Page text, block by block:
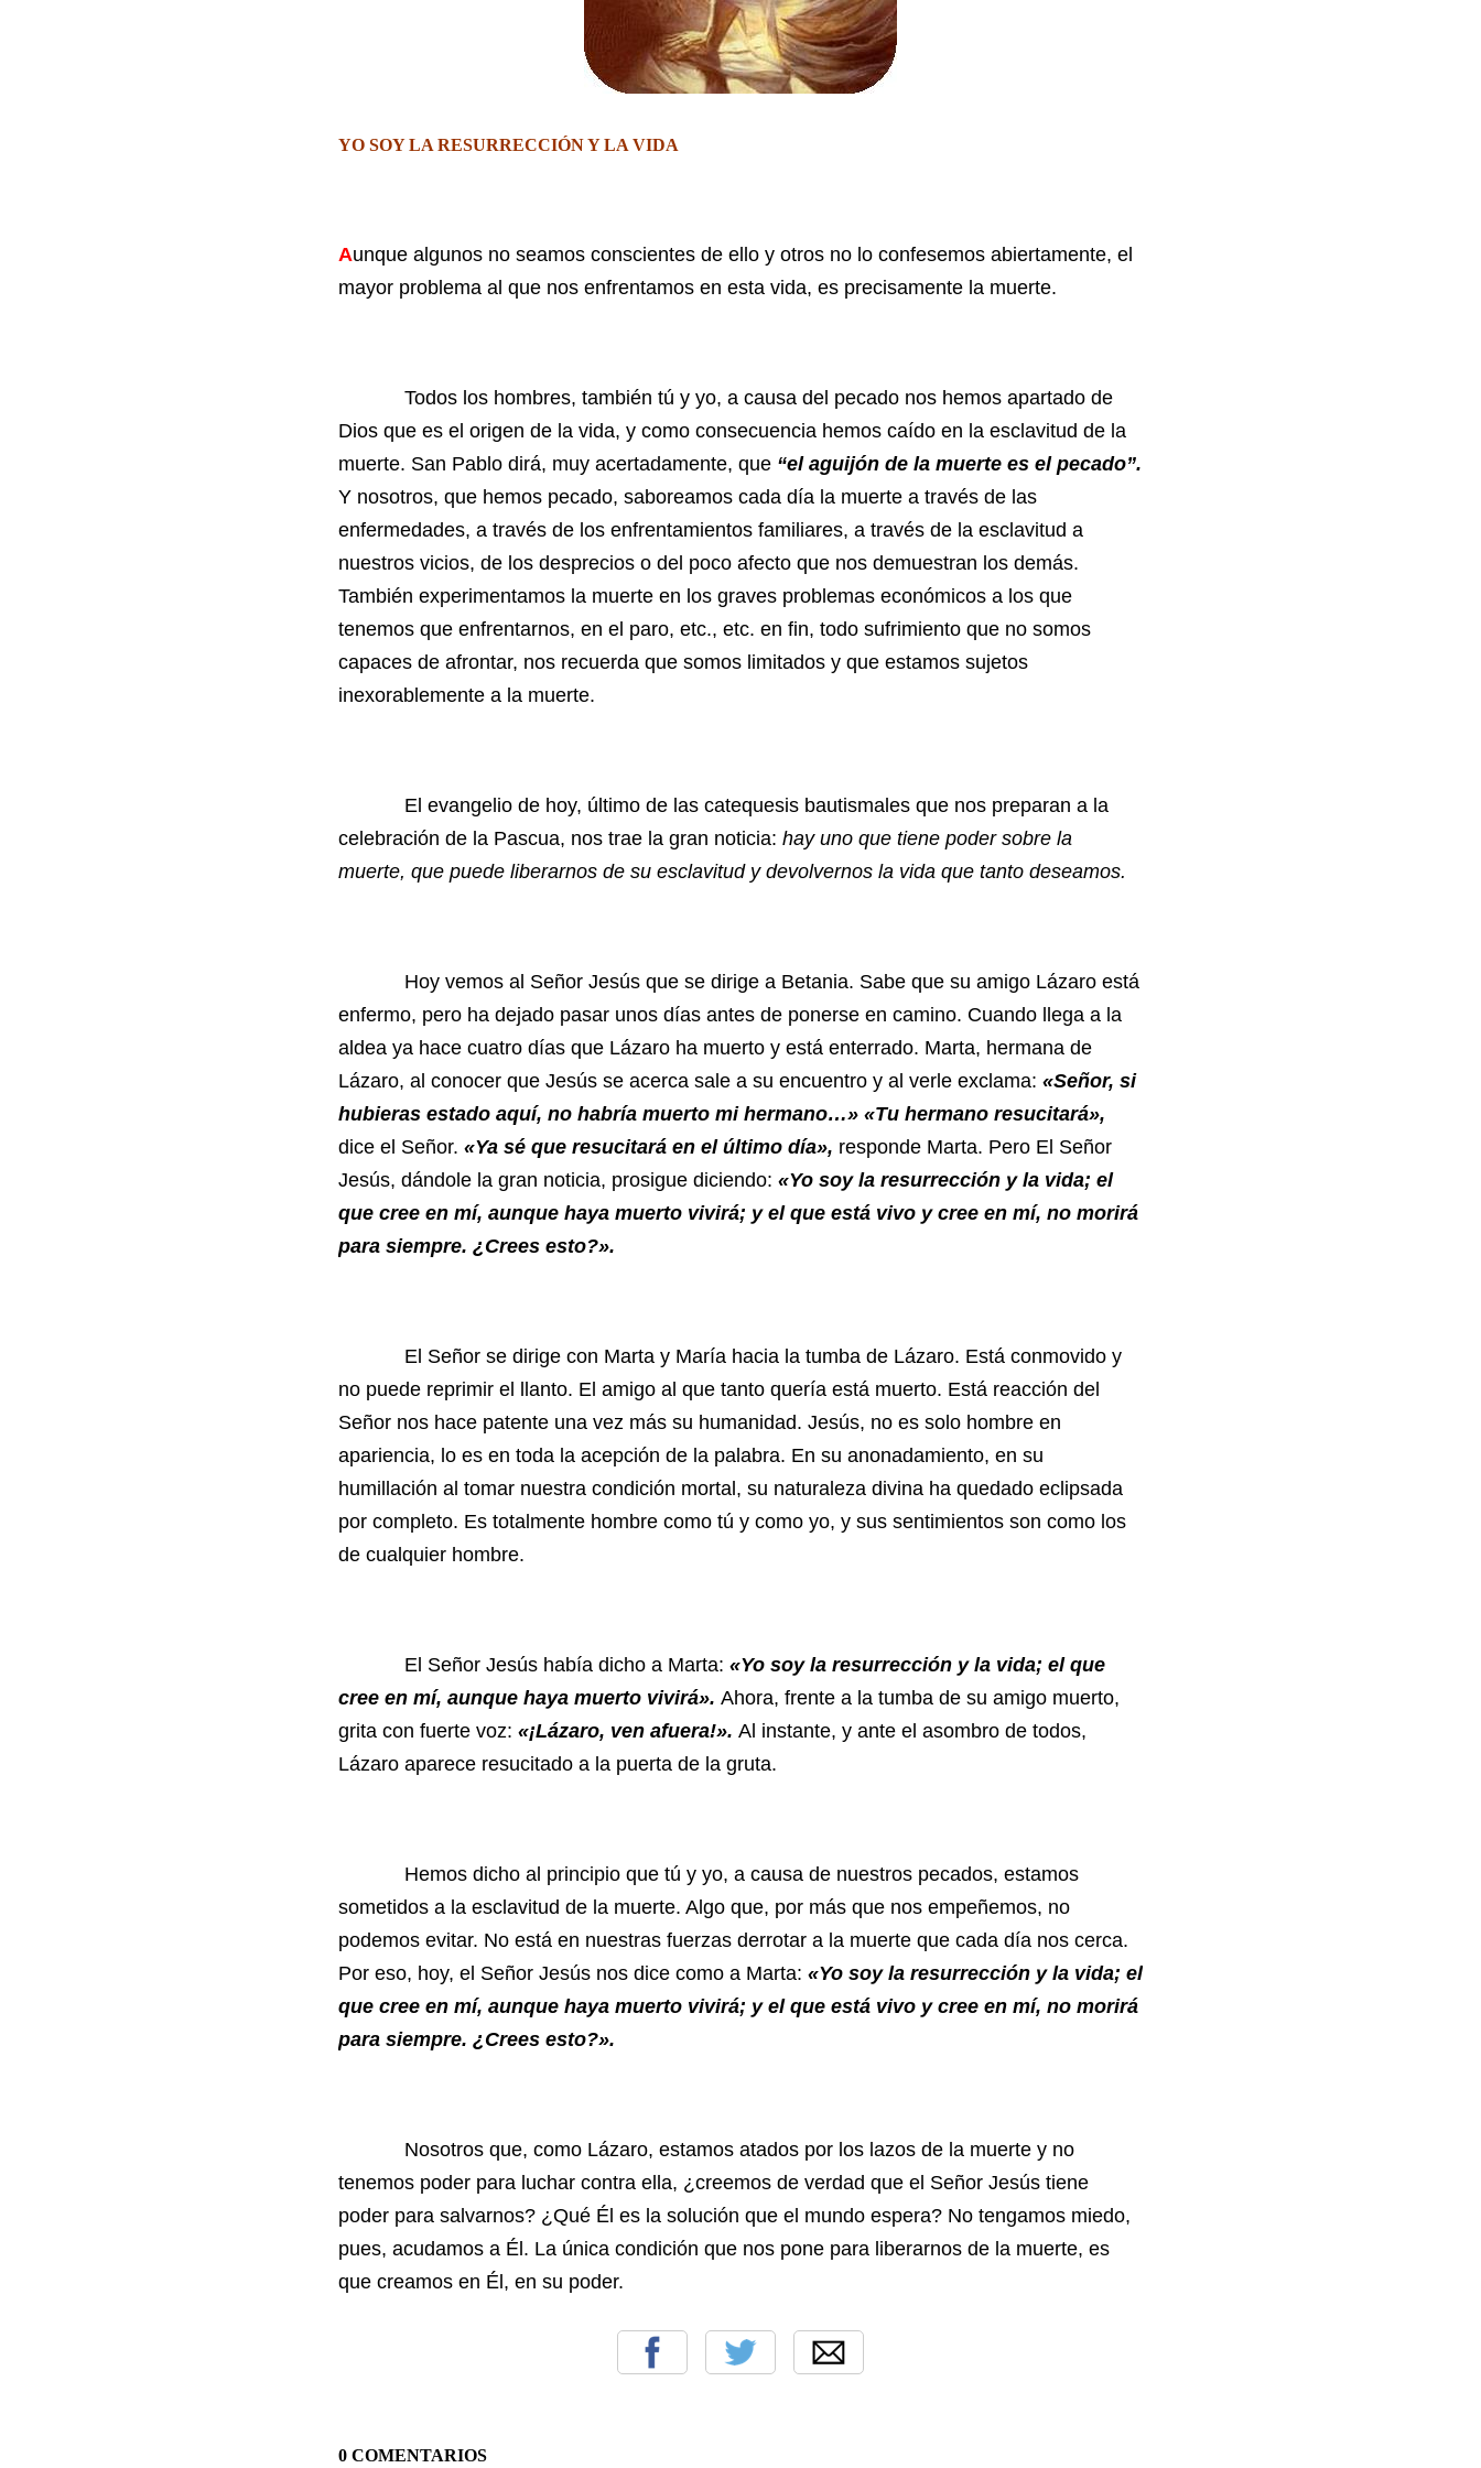
YO SOY LA RESURRECCIÓN Y LA VIDA
Aunque algunos no seamos conscientes de ello y otros no lo confesemos abiertamente, el
mayor problema al que nos enfrentamos en esta vida, es precisamente la muerte.
Todos los hombres, también tú y yo, a causa del pecado nos hemos apartado de
Dios que es el origen de la vida, y como consecuencia hemos caído en la esclavitud de la
muerte. San Pablo dirá, muy acertadamente, que “el aguijón de la muerte es el pecado”.
Y nosotros, que hemos pecado, saboreamos cada día la muerte a través de las
enfermedades, a través de los enfrentamientos familiares, a través de la esclavitud a
nuestros vicios, de los desprecios o del poco afecto que nos demuestran los demás.
También experimentamos la muerte en los graves problemas económicos a los que
tenemos que enfrentarnos, en el paro, etc., etc. en fin, todo sufrimiento que no somos
capaces de afrontar, nos recuerda que somos limitados y que estamos sujetos
inexorablemente a la muerte.
El evangelio de hoy, último de las catequesis bautismales que nos preparan a la
celebración de la Pascua, nos trae la gran noticia: hay uno que tiene poder sobre la
muerte, que puede liberarnos de su esclavitud y devolvernos la vida que tanto deseamos.
Hoy vemos al Señor Jesús que se dirige a Betania. Sabe que su amigo Lázaro está
enfermo, pero ha dejado pasar unos días antes de ponerse en camino. Cuando llega a la
aldea ya hace cuatro días que Lázaro ha muerto y está enterrado. Marta, hermana de
Lázaro, al conocer que Jesús se acerca sale a su encuentro y al verle exclama: «Señor, si
hubieras estado aquí, no habría muerto mi hermano…» «Tu hermano resucitará»,
dice el Señor. «Ya sé que resucitará en el último día», responde Marta. Pero El Señor
Jesús, dándole la gran noticia, prosigue diciendo: «Yo soy la resurrección y la vida; el
que cree en mí, aunque haya muerto vivirá; y el que está vivo y cree en mí, no morirá
para siempre. ¿Crees esto?».
El Señor se dirige con Marta y María hacia la tumba de Lázaro. Está conmovido y
no puede reprimir el llanto. El amigo al que tanto quería está muerto. Está reacción del
Señor nos hace patente una vez más su humanidad. Jesús, no es solo hombre en
apariencia, lo es en toda la acepción de la palabra. En su anonadamiento, en su
humillación al tomar nuestra condición mortal, su naturaleza divina ha quedado eclipsada
por completo. Es totalmente hombre como tú y como yo, y sus sentimientos son como los
de cualquier hombre.
El Señor Jesús había dicho a Marta: «Yo soy la resurrección y la vida; el que
cree en mí, aunque haya muerto vivirá». Ahora, frente a la tumba de su amigo muerto,
grita con fuerte voz: «¡Lázaro, ven afuera!». Al instante, y ante el asombro de todos,
Lázaro aparece resucitado a la puerta de la gruta.
Hemos dicho al principio que tú y yo, a causa de nuestros pecados, estamos
sometidos a la esclavitud de la muerte. Algo que, por más que nos empeñemos, no
podemos evitar. No está en nuestras fuerzas derrotar a la muerte que cada día nos cerca.
Por eso, hoy, el Señor Jesús nos dice como a Marta: «Yo soy la resurrección y la vida; el
que cree en mí, aunque haya muerto vivirá; y el que está vivo y cree en mí, no morirá
para siempre. ¿Crees esto?».
Nosotros que, como Lázaro, estamos atados por los lazos de la muerte y no
tenemos poder para luchar contra ella, ¿creemos de verdad que el Señor Jesús tiene
poder para salvarnos? ¿Qué Él es la solución que el mundo espera? No tengamos miedo,
pues, acudamos a Él. La única condición que nos pone para liberarnos de la muerte, es
que creamos en Él, en su poder.
0 COMENTARIOS